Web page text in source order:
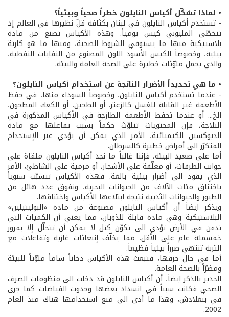
• لماذا تشكّل أكياس النايلون خطراً صحياً وبيئياً؟
- تستخدم أكياس النايلون في لبنان بكثافة قلّ نظيرها في العالم إذ
تتخطّى المليوني كيس يومياً. وهذه الأكياس تصنع من مادة
بلاستيكية منها ما يستوفي الشروط الصحية، ومنها ما هو كارثة
بيئية، وخصوصاً الكيس الأسود اللون المصنوع من النفايات النفطية،
والذي يحمل ملوّثات خطيرة على الصحة العامة والبيئة.
• ما هي تحديداً الأضرار الناتجة عن استخدام أكياس النايلون؟
- عندما تستخدم أكياس النايلون، وخصوصاً السوداء منها، في حفظ
الأطعمة غير القابلة للغسل كالزعتر، أو الطحين، أو الكعك المطحون،
الخ... أو عندما تحفظ الأطعمة الطازجة في الأكياس المذكورة في
الثلاجة، فإن المحتويات تتلوّث حكماً بسبب تفاعلها مع مادة
الديوكسين الكيميائية، الأمر الذي يمكن أن يؤدي عبر الإستخدام
المتكرّر الى أمراض خطيرة كالسرطان.
أما على صعيد البيئة، فإننا غالباً ما نجد أكياس النايلون ملقاة على
جوانب الطرقات، أو معلّقة على الأشجار، أو مرمية على الشاطئ، الأمر
الذي يقود الى أضرار بيئية بالغة. فهذه الأكياس تتسبّب سنوياً
باختناق مئات الآلاف من الحيوانات البحرية، ونفوق عدد هائل من
الطيور والحيوانات الثديية نتيجة ابتلاعها الأكياس واختناقها.
ويذكر ايضاً أن أكياس النايلون مصنوعة من مادة «البوليتيلين»
البلاستيكية وهي مادة قابلة للذوبان، مما يعني أن الكميات التي
تدفن في الأرض تؤدي الى تكوّن كتل لا يمكن أن تتحلّل إلا بمرور
خمسمئة عام على الأقل، مما يخلّف إنبعاثات غازية وتفاعلات مع
التربة تنتهي ضرراً بيئياً فظيعاً.
أما في حال حرقها، فتبعث هذه الأكياس دخاناً ساماً ملوّثاً للبيئة
ومضرّاً بالصحة العامة.
الجدير بالذكر ايضاً، أن أكياس النايلون قد دخلت الى منظومات الصرف
الصحي فكانت سبباً في انسداد بعضها وحدوث الفياضات كما جرى
في بنغلادش، وهذا ما أدى الى منع استخدامها هناك منذ العام
2002.